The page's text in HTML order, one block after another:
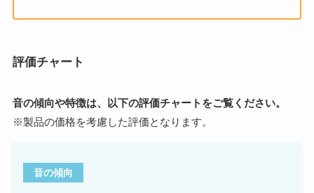
評価チャート
音の傾向や特徴は、以下の評価チャートをご覧ください。
※製品の価格を考慮した評価となります。
音の傾向